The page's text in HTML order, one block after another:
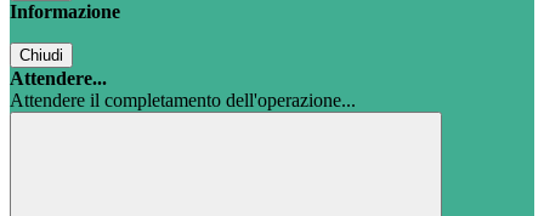
Informazione
Chiudi
Attendere...
Attendere il completamento dell'operazione...